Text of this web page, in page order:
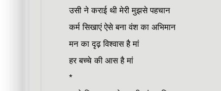
उसी ने कराई थी मेरी मुझसे पहचान
कर्म सिखाएं ऐसे बना वंश का अभिमान
मन का दृढ़ विश्वास है मां
हर बच्चे की आस है मां
*